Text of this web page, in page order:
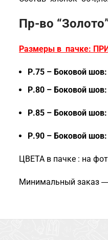
Пр-во
Размеры в пачке:
Р.75 – Боковой
Р.80 – Боковой
Р.85 – Боковой
Р.90 – Боковой
ЦВЕТА в пачке : на
Минимальный заказ